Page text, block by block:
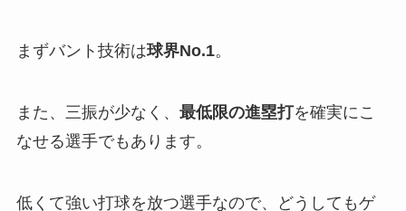
まずバント技術は球界No.1。
また、三振が少なく、 最低限の進塁打を確実にこ
なせる選手でもあります。
低くて強い打球を放つ選手なので、どうしてもゲ